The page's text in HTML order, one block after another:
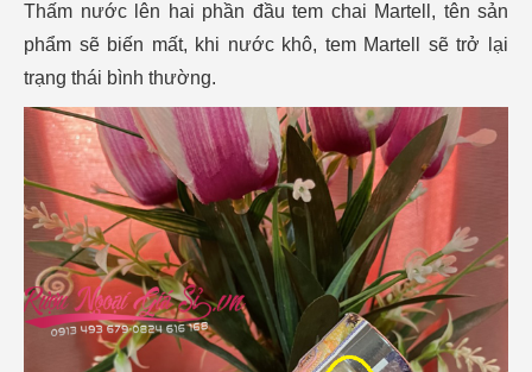
Thấm nước lên hai phần đầu tem chai Martell, tên sản
phẩm sẽ biến mất, khi nước khô, tem Martell sẽ trở lại
trạng thái bình thường.